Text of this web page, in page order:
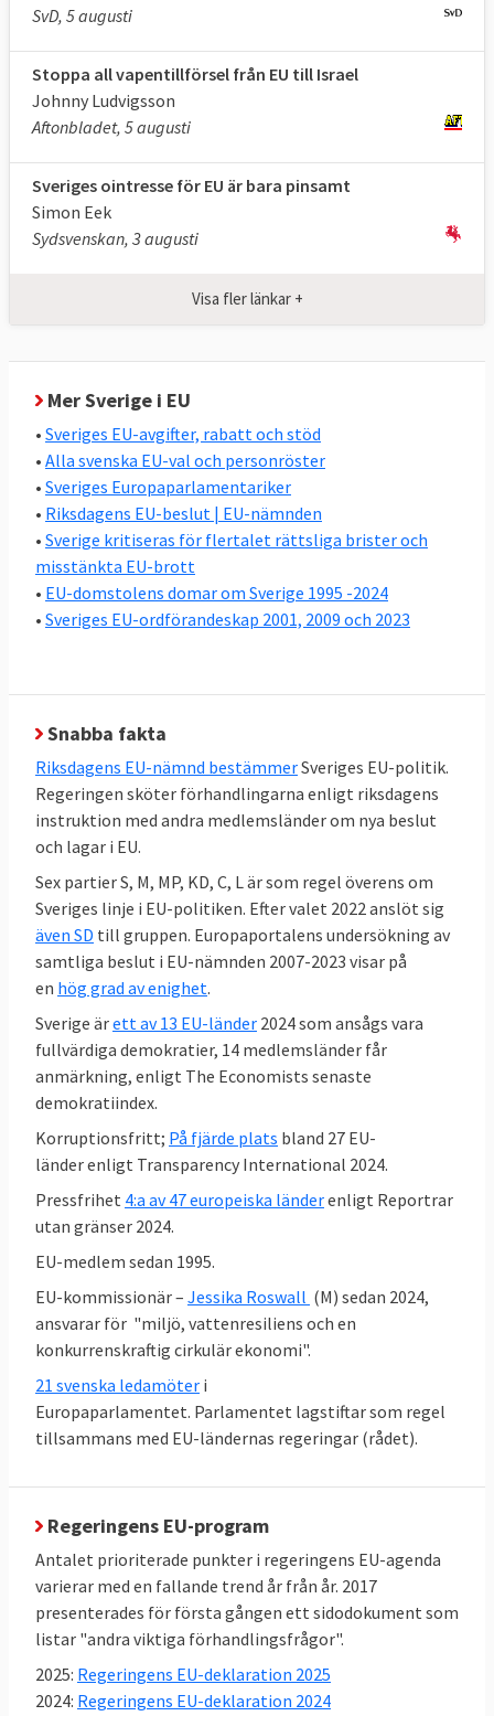
Sammantaget, visar Europaportalens
undersökningar, tycks syftet med det
svenska EU-medlemskapet framför allt vara
att stärka landets ekonomi och utrikes- och
Två andra utmärkande drag i svensk EU-
politik är den relativt höga graden av
enighet i riksdagen, se nedan, och att
Sverige oavsett regering nästan alltid
Stor enighet i svensk EU-politik
Den ordinarie lagstiftningen i EU beslutas av
det folkvalda Europaparlamentet och EU-
ländernas regeringar i ministerrådet
tillsammans. I riksdagsvalet 2022 valde
svenska folket vilka partier som ska styra
svensk EU-politik i ministerrådet. Ordningen
är att riksdagens EU-nämnd, där alla partier
är representerade, bestämmer EU-politiken
En stor kartläggning av Europaportalen
enighet i EU-frågor hos en majoritet
av riksdagspartierna i Sverige . Under
regeringen Kristerssons första år var sex
partier S, M,C,KD,MP och L helt överens i 72
procent av samtliga 286 EU-frågor, stora
som små. För första gången var
Sverigedemokraterna det partiet utanför
regeringensom minst gick emot
EU-politik, vilket är en tydlig förändring mot
SD:s tidigare hållning.
Den höga graden av enighet står i kontrast
till mediabilden som ibland rapporterar om
stora konflikter och oenighet i EU-politiken.
Därmed inte sagt att det inte bråkas i
svensk EU-politik,se här.
lagar
SvD, 5 augusti
Stoppa all vapentillförsel från EU till Israel
Johnny Ludvigsson
Aftonbladet, 5 augusti
Sveriges ointresse för EU är bara pinsamt
Simon Eek
Sydsvenskan, 3 augusti
Visa fler länkar +
Mer Sverige i EU
• Sveriges EU-avgifter, rabatt och stöd
• Alla svenska EU-val och personröster
• Sveriges Europaparlamentariker
• Riksdagens EU-beslut | EU-nämnden
• Sverige kritiseras för flertalet rättsliga brister och
misstänkta EU-brott
• EU-domstolens domar om Sverige 1995 -2024
• Sveriges EU-ordförandeskap 2001, 2009 och 2023
Snabba fakta
Riksdagens EU-nämnd bestämmerSveriges EU-politik.
Regeringen sköter förhandlingarna enligt riksdagens
instruktion med andra medlemsländer om nya beslut
och lagar i EU.
Sex partier S, M, MP, KD, C, L är som regel överens om
Sveriges linje i EU-politiken. Efter valet 2022 anslöt sig
även SD till gruppen. Europaportalens undersökning av
samtliga beslut i EU-nämnden 2007-2023 visar på
en hög grad av enighet.
Sverige ärett av 13 EU-länder 2024 som ansågs vara
fullvärdiga demokratier, 14 medlemsländer får
anmärkning, enligt The Economists senaste
demokratiindex.
Korruptionsfritt; På fjärde plats bland 27 EU-
länder enligt Transparency International 2024.
Pressfrihet 4:a av 47 europeiska länderenligt Reportrar
utan gränser 2024.
EU-medlem sedan 1995.
EU-kommissionär – Jessika Roswall (M) sedan 2024,
ansvarar för "miljö, vattenresiliens och en
konkurrenskraftig cirkulär ekonomi".
21 svenska ledamöter i
Europaparlamentet. Parlamentet lagstiftar som regel
tillsammans med EU-ländernas regeringar (rådet).
Regeringens EU-program
Antalet prioriterade punkter i regeringens EU-agenda
varierar med en fallande trend år från år. 2017
presenterades för första gången ett sidodokument som
listar "andra viktiga förhandlingsfrågor".
2025: Regeringens EU-deklaration 2025
2024: Regeringens EU-deklaration 2024